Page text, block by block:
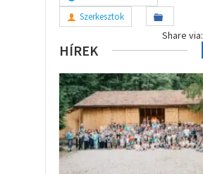
Szerkesztok
Share via:
HÍREK